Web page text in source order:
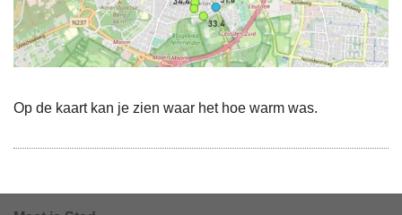
Op de kaart kan je zien waar het hoe warm was.